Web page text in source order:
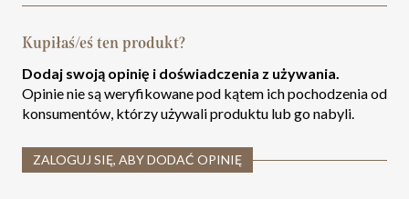
Kupiłaś/eś ten produkt?
Dodaj swoją opinię i doświadczenia z używania.
Opinie nie są weryfikowane pod kątem ich pochodzenia od
konsumentów, którzy używali produktu lub go nabyli.
ZALOGUJ SIĘ, ABY DODAĆ OPINIĘ